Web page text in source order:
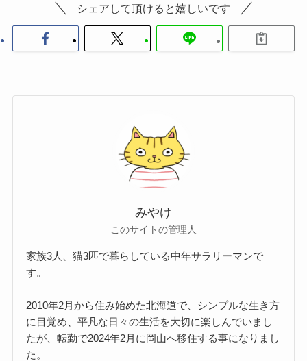
シェアして頂けると嬉しいです
みやけ
このサイトの管理人
家族3人、猫3匹で暮らしている中年サラリーマンで
す。
2010年2月から住み始めた北海道で、シンプルな生き方
に目覚め、平凡な日々の生活を大切に楽しんでいまし
たが、転勤で2024年2月に岡山へ移住する事になりまし
た。